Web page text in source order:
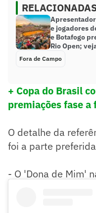
e jogadores
e Botafogo
Rio Open;
Fora de Campo
+ Copa do Brasil
premiações fase
O detalhe da
foi a parte
- O 'Dona de Mim'